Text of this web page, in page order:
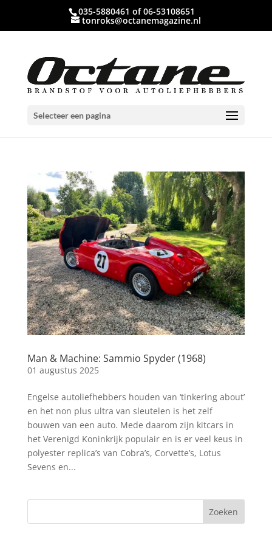
035-5880461 of 06-53108651
tonroks@octanemagazine.nl
Selecteer een pagina
Man & Machine: Sammio Spyder (1968)
01 augustus 2025
Engelse autoliefhebbers houden van ‘tinkering about’
en het non plus ultra van sleutelen is het zelf
bouwen van een auto. Mede daarom zijn kitcars in
het Verenigd Koninkrijk populair en is er veel keus in
polyester replica’s van Cobra’s, Corvette’s, Lotus
Sevens en...